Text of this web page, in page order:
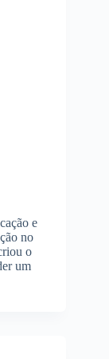
e
no
o
um